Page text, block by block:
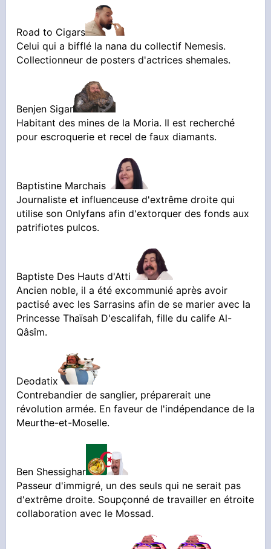
Road to Cigars
Celui qui a bifflé la nana du collectif Nemesis.
Collectionneur de posters d'actrices shemales.
Benjen Sigar
Habitant des mines de la Moria. Il est recherché
pour escroquerie et recel de faux diamants.
Baptistine Marchais
Journaliste et influenceuse d'extrême droite qui
utilise son Onlyfans afin d'extorquer des fonds aux
patrifiotes pulcos.
Baptiste Des Hauts d'Atti
Ancien noble, il a été excommunié après avoir
pactisé avec les Sarrasins afin de se marier avec la
Princesse Thaïsah D'escalifah, fille du calife Al-
Qâsîm.
Deodatix
Contrebandier de sanglier, préparerait une
révolution armée. En faveur de l'indépendance de la
Meurthe-et-Moselle.
Ben Shessighar
Passeur d'immigré, un des seuls qui ne serait pas
d'extrême droite. Soupçonné de travailler en étroite
collaboration avec le Mossad.